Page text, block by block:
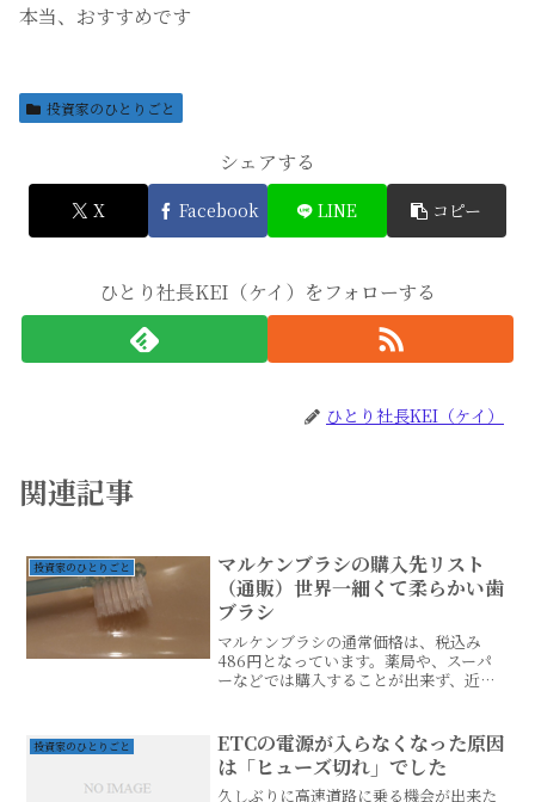
本当、おすすめです
投資家のひとりごと
シェアする
X Facebook LINE コピー
ひとり社長KEI（ケイ）をフォローする
ひとり社長KEI（ケイ）
関連記事
投資家のひとりごと
マルケンブラシの購入先リスト
（通販）世界一細くて柔らかい歯
ブラシ
マルケンブラシの通常価格は、税込み
486円となっています。薬局や、スーパ
ーなどでは購入することが出来ず、近所
みましたアマゾン＞ ※すぐに欲しい場
合は、アマゾンがおすすめ...
投資家のひとりごと
ETCの電源が入らなくなった原因
は「ヒューズ切れ」でした
久しぶりに高速道路に乗る機会が出来た